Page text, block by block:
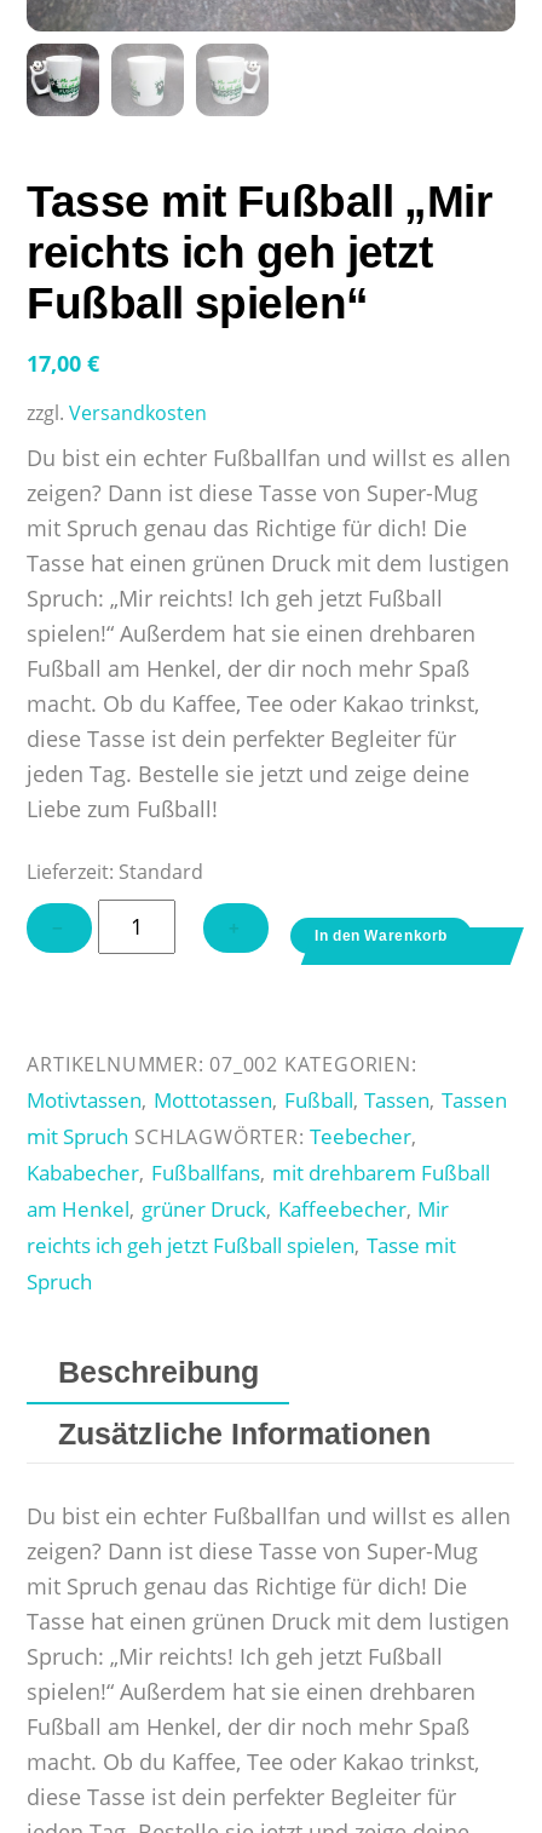
Tasse mit Fußball „Mir
reichts ich geh jetzt
Fußball spielen“
17,00€
zzgl.Versandkosten
Du bist ein echter Fußballfan und willst es allen
zeigen? Dann ist diese Tasse von Super-Mug
mit Spruch genau das Richtige für dich! Die
Tasse hat einen grünen Druck mit dem lustigen
Spruch: „Mir reichts! Ich geh jetzt Fußball
spielen!“ Außerdem hat sie einen drehbaren
Fußball am Henkel, der dir noch mehr Spaß
macht. Ob du Kaffee, Tee oder Kakao trinkst,
diese Tasse ist dein perfekter Begleiter für
jeden Tag. Bestelle sie jetzt und zeige deine
Liebe zum Fußball!
Lieferzeit: Standard
−
Tasse
mit
reichts
ich
geh
jetzt
Fußball
spielen"
Menge
+ In den Warenkorb
ARTIKELNUMMER: 07_002 KATEGORIEN:
Motivtassen, Mottotassen, Fußball,Tassen, Tassen
mit Spruch SCHLAGWÖRTER:Teebecher,
Kababecher, Fußballfans, mit drehbarem Fußball
am Henkel, grüner Druck, Kaffeebecher, Mir
reichts ich geh jetzt Fußball spielen, Tasse mit
Spruch
Beschreibung
Zusätzliche Informationen
Du bist ein echter Fußballfan und willst es allen
zeigen? Dann ist diese Tasse von Super-Mug
mit Spruch genau das Richtige für dich! Die
Tasse hat einen grünen Druck mit dem lustigen
Spruch: „Mir reichts! Ich geh jetzt Fußball
spielen!“ Außerdem hat sie einen drehbaren
Fußball am Henkel, der dir noch mehr Spaß
macht. Ob du Kaffee, Tee oder Kakao trinkst,
diese Tasse ist dein perfekter Begleiter für